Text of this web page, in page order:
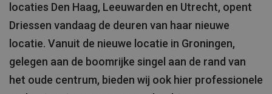
locaties Den Haag, Leeuwarden en Utrecht, opent
Driessen vandaag de deuren van haar nieuwe
locatie. Vanuit de nieuwe locatie in Groningen,
gelegen aan de boomrijke singel aan de rand van
het oude centrum, bieden wij ook hier professionele